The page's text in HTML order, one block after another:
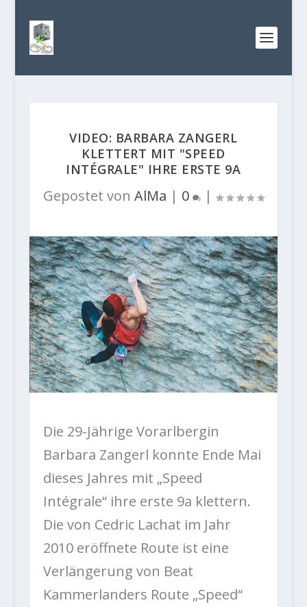
VIDEO: BARBARA ZANGERL
KLETTERT MIT "SPEED
INTÉGRALE" IHRE ERSTE 9A
Gepostet von AlMa | 0 |
Die 29-Jährige Vorarlbergin
Barbara Zangerl konnte Ende Mai
dieses Jahres mit „Speed
Intégrale“ ihre erste 9a klettern.
Die von Cedric Lachat im Jahr
2010 eröffnete Route ist eine
Verlängerung von Beat
Kammerlanders Route „Speed“